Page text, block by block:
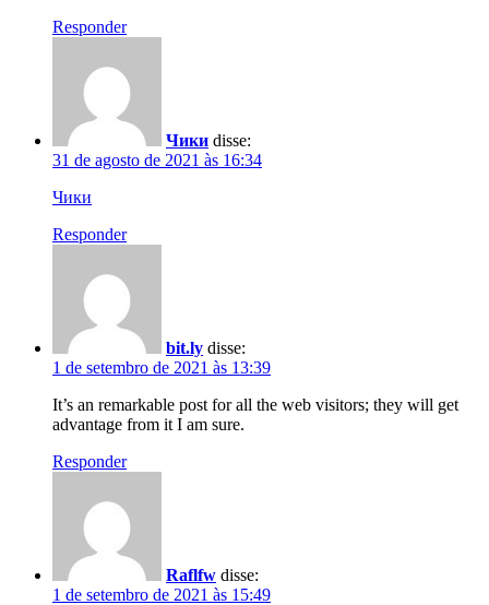
Responder
Чики disse:
31 de agosto de 2021 às 16:34
Чики
Responder
bit.ly disse:
1 de setembro de 2021 às 13:39
It’s an remarkable post for all the web visitors; they will get
advantage from it I am sure.
Responder
Raflfw disse:
1 de setembro de 2021 às 15:49